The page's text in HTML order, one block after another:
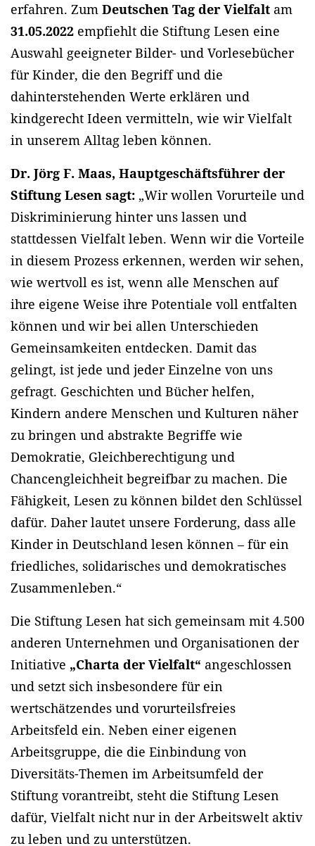
erfahren. Zum Deutschen Tag der Vielfalt am
31.05.2022 empfiehlt die Stiftung Lesen eine
Auswahl geeigneter Bilder- und Vorlesebücher
für Kinder, die den Begriff und die
dahinterstehenden Werte erklären und
kindgerecht Ideen vermitteln, wie wir Vielfalt
in unserem Alltag leben können.
Dr. Jörg F. Maas, Hauptgeschäftsführer der
Stiftung Lesen sagt: „Wir wollen Vorurteile und
Diskriminierung hinter uns lassen und
stattdessen Vielfalt leben. Wenn wir die Vorteile
in diesem Prozess erkennen, werden wir sehen,
wie wertvoll es ist, wenn alle Menschen auf
ihre eigene Weise ihre Potentiale voll entfalten
können und wir bei allen Unterschieden
Gemeinsamkeiten entdecken. Damit das
gelingt, ist jede und jeder Einzelne von uns
gefragt. Geschichten und Bücher helfen,
Kindern andere Menschen und Kulturen näher
zu bringen und abstrakte Begriffe wie
Demokratie, Gleichberechtigung und
Chancengleichheit begreifbar zu machen. Die
Fähigkeit, Lesen zu können bildet den Schlüssel
dafür. Daher lautet unsere Forderung, dass alle
Kinder in Deutschland lesen können – für ein
friedliches, solidarisches und demokratisches
Zusammenleben.“
Die Stiftung Lesen hat sich gemeinsam mit 4.500
anderen Unternehmen und Organisationen der
Initiative „Charta der Vielfalt“ angeschlossen
und setzt sich insbesondere für ein
wertschätzendes und vorurteilsfreies
Arbeitsfeld ein. Neben einer eigenen
Arbeitsgruppe, die die Einbindung von
Diversitäts-Themen im Arbeitsumfeld der
Stiftung vorantreibt, steht die Stiftung Lesen
dafür, Vielfalt nicht nur in der Arbeitswelt aktiv
zu leben und zu unterstützen.